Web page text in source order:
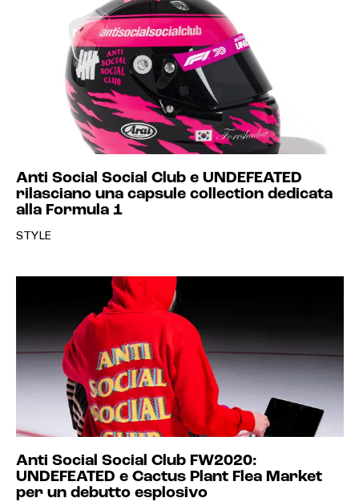
Anti Social Social Club e UNDEFEATED
rilasciano una capsule collection dedicata
alla Formula 1
STYLE
Anti Social Social Club FW2020:
UNDEFEATED e Cactus Plant Flea Market
per un debutto esplosivo